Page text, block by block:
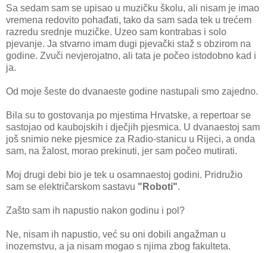
Sa sedam sam se upisao u muzičku školu, ali nisam je imao
vremena redovito pohađati, tako da sam sada tek u trećem
razredu srednje muzičke. Uzeo sam kontrabas i solo
pjevanje. Ja stvarno imam dugi pjevački staž s obzirom na
godine. Zvuči nevjerojatno, ali tata je počeo istodobno kad i
ja.
Od moje šeste do dvanaeste godine nastupali smo zajedno.
Bila su to gostovanja po mjestima Hrvatske, a repertoar se
sastojao od kaubojskih i dječjih pjesmica. U dvanaestoj sam
još snimio neke pjesmice za Radio-stanicu u Rijeci, a onda
sam, na žalost, morao prekinuti, jer sam počeo mutirati.
Moj drugi debi bio je tek u osamnaestoj godini. Pridružio
sam se električarskom sastavu "Roboti".
Zašto sam ih napustio nakon godinu i pol?
Ne, nisam ih napustio, već su oni dobili angažman u
inozemstvu, a ja nisam mogao s njima zbog fakulteta.